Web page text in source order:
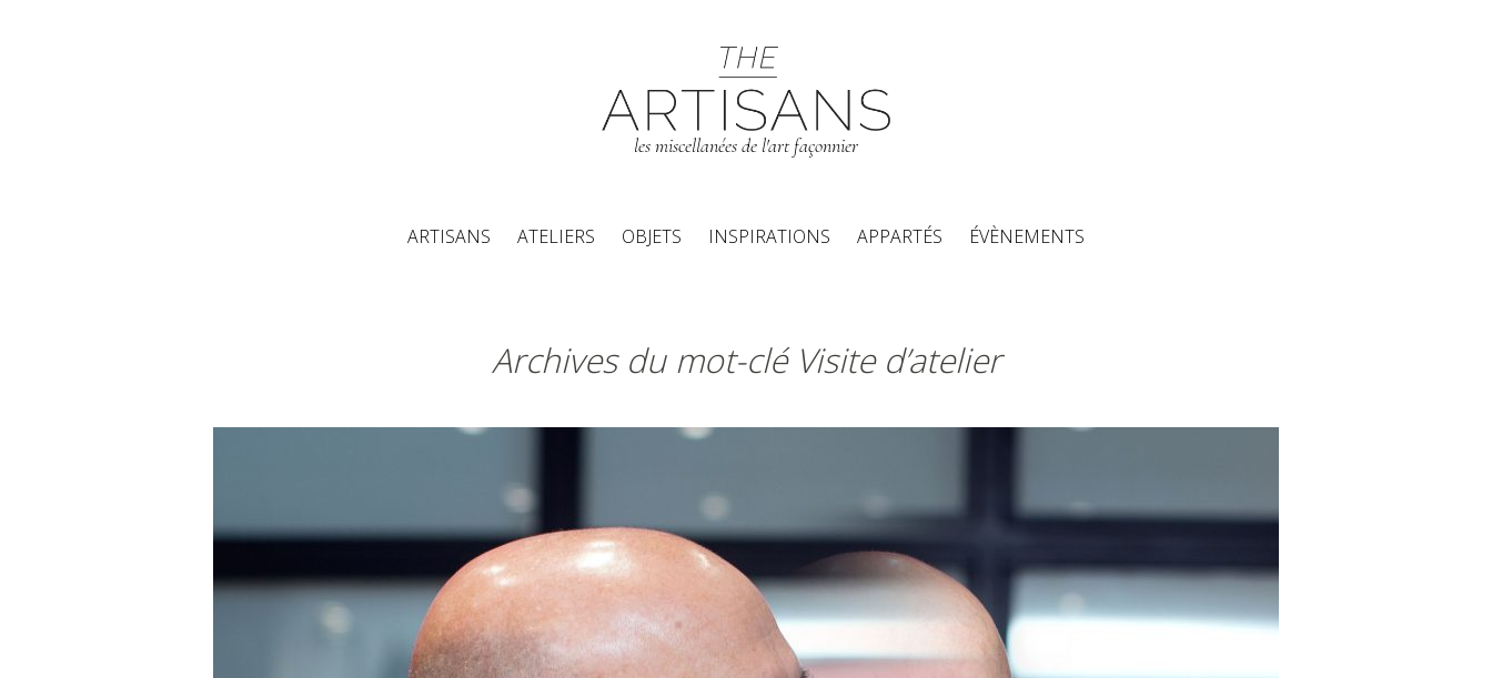
les miscellanées de l'art façonnier
Aller au contenu principal
ARTISANS ATELIERS OBJETS INSPIRATIONS APPARTÉS ÉVÈNEMENTS
Archives du mot-clé Visite d’atelier